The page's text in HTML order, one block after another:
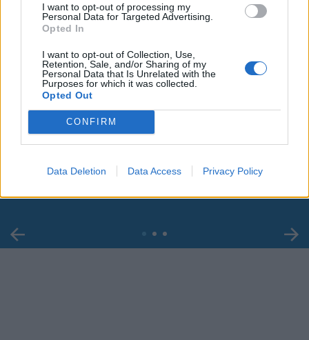
I want to opt-out of processing my
Personal Data for Targeted Advertising.
Opted In
I want to opt-out of Collection, Use,
Retention, Sale, and/or Sharing of my
Personal Data that Is Unrelated with the
Purposes for which it was collected.
Opted Out
CONFIRM
Data Deletion Data Access Privacy Policy
in ospedale. Le dichiarazioni ai giornalisti